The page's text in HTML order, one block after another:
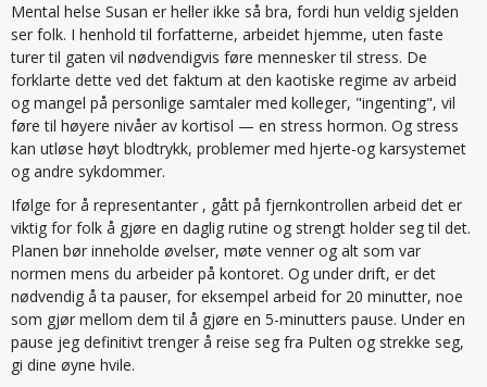
Mental helse Susan er heller ikke så bra, fordi hun veldig sjelden
ser folk. I henhold til forfatterne, arbeidet hjemme, uten faste
turer til gaten vil nødvendigvis føre mennesker til stress. De
forklarte dette ved det faktum at den kaotiske regime av arbeid
og mangel på personlige samtaler med kolleger, "ingenting", vil
føre til høyere nivåer av kortisol — en stress hormon. Og stress
kan utløse høyt blodtrykk, problemer med hjerte-og karsystemet
og andre sykdommer.
Ifølge for å representanter , gått på fjernkontrollen arbeid det er
viktig for folk å gjøre en daglig rutine og strengt holder seg til det.
Planen bør inneholde øvelser, møte venner og alt som var
normen mens du arbeider på kontoret. Og under drift, er det
nødvendig å ta pauser, for eksempel arbeid for 20 minutter, noe
som gjør mellom dem til å gjøre en 5-minutters pause. Under en
pause jeg definitivt trenger å reise seg fra Pulten og strekke seg,
gi dine øyne hvile.